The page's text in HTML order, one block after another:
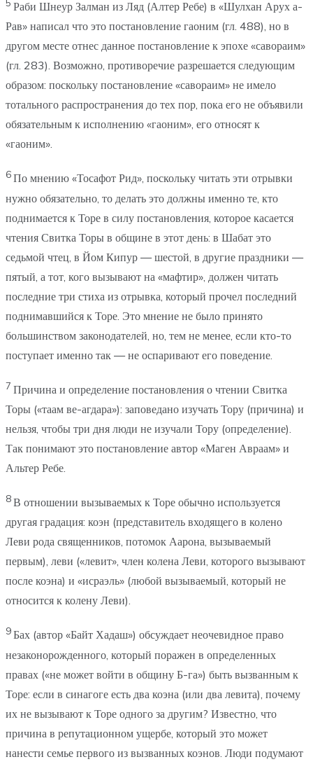
5 Раби Шнеур Залман из Ляд (Алтер Ребе) в «Шулхан Арух а-
Рав» написал что это постановление гаоним (гл. 488), но в
другом месте отнес данное постановление к эпохе «савораим»
(гл. 283). Возможно, противоречие разрешается следующим
образом: поскольку постановление «савораим» не имело
тотального распространения до тех пор, пока его не объявили
обязательным к исполнению «гаоним», его относят к
«гаоним».
6По мнению «Тосафот Рид», поскольку читать эти отрывки
нужно обязательно, то делать это должны именно те, кто
поднимается к Торе в силу постановления, которое касается
чтения Свитка Торы в общине в этот день: в Шабат это
седьмой чтец, в Йом Кипур — шестой, в другие праздники —
пятый, а тот, кого вызывают на «мафтир», должен читать
последние три стиха из отрывка, который прочел последний
поднимавшийся к Торе. Это мнение не было принято
большинством законодателей, но, тем не менее, если кто-то
поступает именно так — не оспаривают его поведение.
7 Причина и определение постановления о чтении Свитка
Торы («таам ве-агдара»): заповедано изучать Тору (причина) и
нельзя, чтобы три дня люди не изучали Тору (определение).
Так понимают это постановление автор «Маген Авраам» и
Альтер Ребе.
8В отношении вызываемых к Торе обычно используется
другая градация: коэн (представитель входящего в колено
Леви рода священников, потомок Аарона, вызываемый
первым), леви («левит», член колена Леви, которого вызывают
после коэна) и «исраэль» (любой вызываемый, который не
относится к колену Леви).
9Бах (автор «Байт Хадаш») обсуждает неочевидное право
незаконорожденного, который поражен в определенных
правах («не может войти в общину Б-га») быть вызванным к
Торе: если в синагоге есть два коэна (или два левита), почему
их не вызывают к Торе одного за другим? Известно, что
причина в репутационном ущербе, который это может
нанести семье первого из вызванных коэнов. Люди подумают